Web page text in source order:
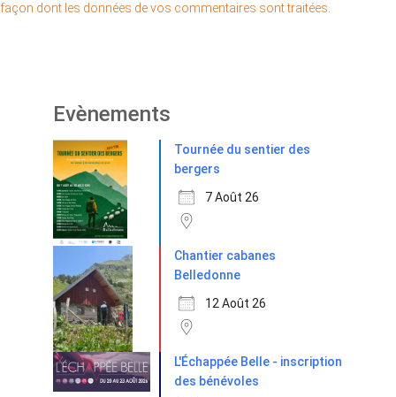
façon dont les données de vos commentaires sont traitées
Evènements
Tournée du sentier des
bergers
7 Août 26
Chantier cabanes
Belledonne
12 Août 26
L'Échappée Belle - inscription
des bénévoles